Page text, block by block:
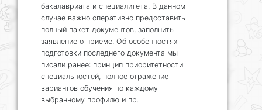
бакалавриата и специалитета. В данном
случае важно оперативно предоставить
полный пакет документов, заполнить
заявление о приеме. Об особенностях
подготовки последнего документа мы
писали ранее: принцип приоритетности
специальностей, полное отражение
вариантов обучения по каждому
выбранному профилю и пр.